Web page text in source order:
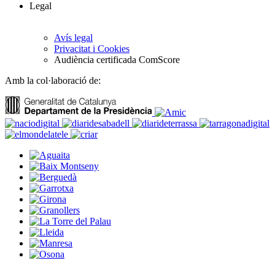
Legal
Avís legal
Privacitat i Cookies
Audiència certificada ComScore
Amb la col·laboració de: